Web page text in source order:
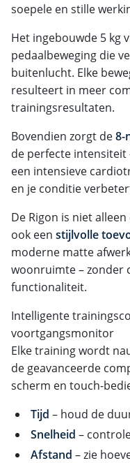
soepele en stille
Het ingebouwde 5 kg
pedaalbeweging die
buitenlucht. Elke
resulteert in meer
trainingsresultaten.
Bovendien zorgt de8-
de perfecte
een intensieve
en je conditie
De Rigon is niet
ook een stijlvolle
moderne matte
woonruimte – zonder
functionaliteit.
Intelligente
voortgangsmonitor
Elke training wordt
de geavanceerde
scherm en touch-
Tijd – houd de
Snelheid –
Afstand – zie